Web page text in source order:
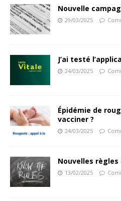
Nouvelle
29/03/2025
J’ai testé
24/03/2025
Épidémie de
vacciner ?
24/03/2025
Nouvelles règles
13/02/2025